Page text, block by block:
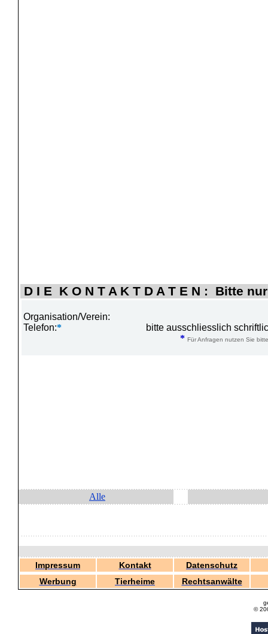
D I E K O N T A K T D A T E N : Bitte
Organisation/Verein:
Telefon:*
bitte ausschliesslich
* Für Anfragen nutzen Sie
Alle
Impressum Kontakt
Datenschutz
Werbung
Tierheime Rechtsanwälte
©